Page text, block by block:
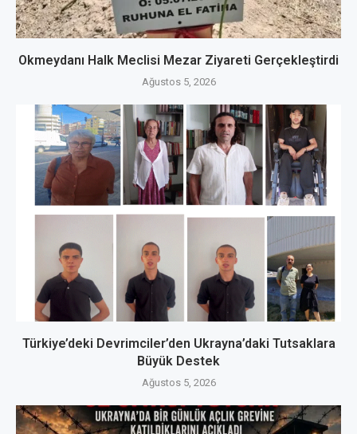
Okmeydanı Halk Meclisi Mezar Ziyareti Gerçekleştirdi
Ağustos 5, 2026
Türkiye’deki Devrimciler’den Ukrayna’daki Tutsaklara
Büyük Destek
Ağustos 5, 2026